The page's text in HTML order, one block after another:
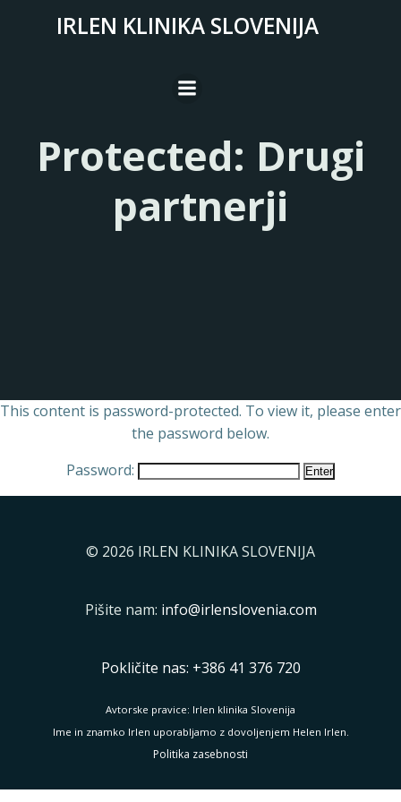
to
IRLEN KLINIKA SLOVENIJA
Protected: Drugi
partnerji
This content is password-protected. To view it, please enter
the password below.
Password:
© 2026 IRLEN KLINIKA SLOVENIJA
Pišite nam: info@irlenslovenia.com
Pokličite nas: +386 41 376 720
Avtorske pravice: Irlen klinika Slovenija
Ime in znamko Irlen uporabljamo z dovoljenjem Helen Irlen.
Politika zasebnosti